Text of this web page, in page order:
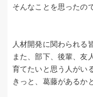
そんなことを思ったの
人材開発に関わられる
また、部下、後輩、友
育てたいと思う人がい
きっと、葛藤があるか